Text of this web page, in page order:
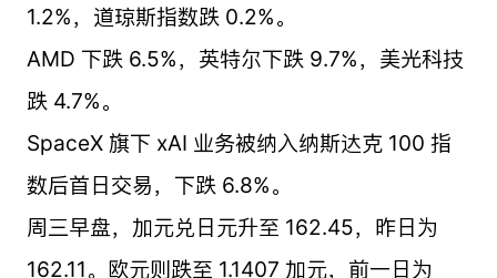
1.2%，道琼斯指数跌 0.2%。
AMD 下跌 6.5%，英特尔下跌 9.7%，美光科技
跌 4.7%。
SpaceX 旗下 xAI 业务被纳入纳斯达克 100 指
数后首日交易，下跌 6.8%。
周三早盘，加元兑日元升至 162.45，昨日为
162.11。欧元则跌至 1.1407 加元，前一日为